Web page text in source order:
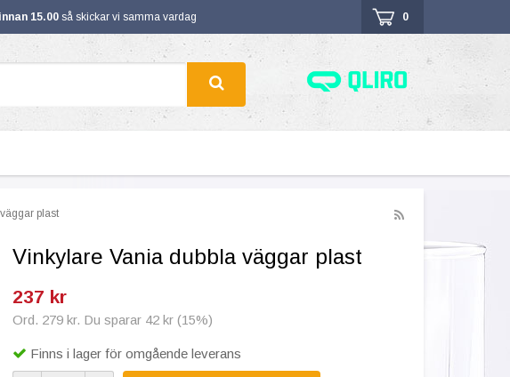
15.00 så skickar vi samma vardag 0
plast
Vinkylare Vania dubbla väggar plast
237 kr
Ord. 279 kr. Du sparar 42 kr (15%)
Finns i lager för omgående leverans